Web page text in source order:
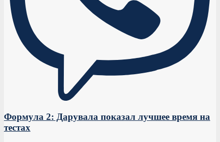
Формула 2: Дарувала показал лучшее время на
тестах